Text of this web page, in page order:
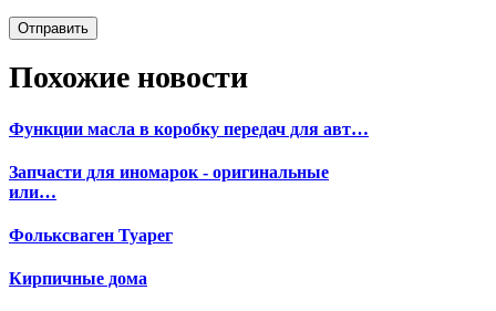
Похожие новости
Функции масла в коробку передач для авт…
Запчасти для иномарок - оригинальные
или…
Фольксваген Туарег
Кирпичные дома